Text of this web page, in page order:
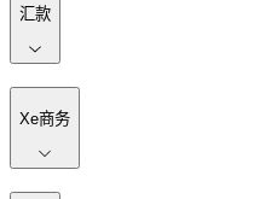
汇款
Xe商务